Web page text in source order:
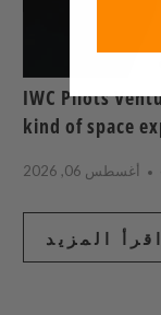
IWC Pilots
kind of space
أغسطس 06, 2026
اقرأ المزيد